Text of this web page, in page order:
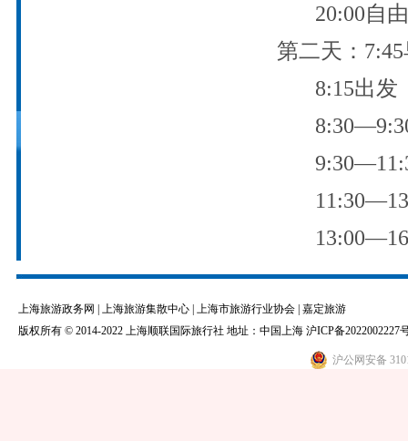
20:00自
第二天： 7:45
8:15出发
8:30—
上海旅游政务网 上海旅游集散中心 上海市旅游行业协会 嘉定旅游
版权所有 © 2014-2022 上海顺联国际旅行社 地址：中国上海 沪ICP备2022002227
沪公网安备